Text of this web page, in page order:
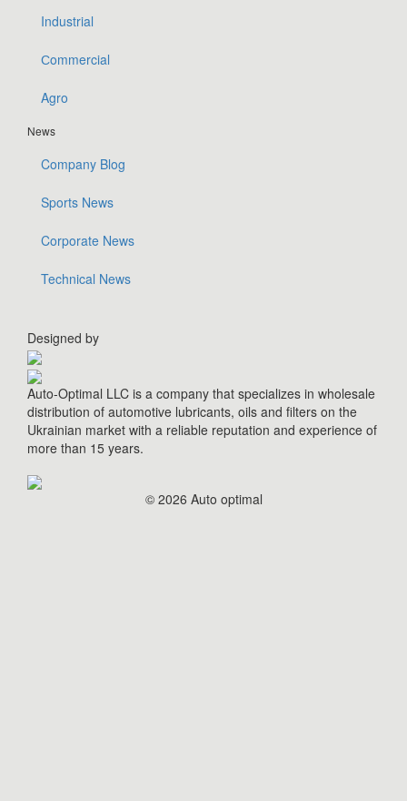
Industrial
Сommercial
Agro
News
Company Blog
Sports News
Corporate News
Technical News
Designed by
Auto-Optimal LLC is a company that specializes in wholesale
distribution of automotive lubricants, oils and filters on the
Ukrainian market with a reliable reputation and experience of
more than 15 years.
© 2026 Auto optimal